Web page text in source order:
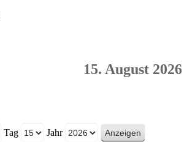
15. August 2026
Tag Jahr